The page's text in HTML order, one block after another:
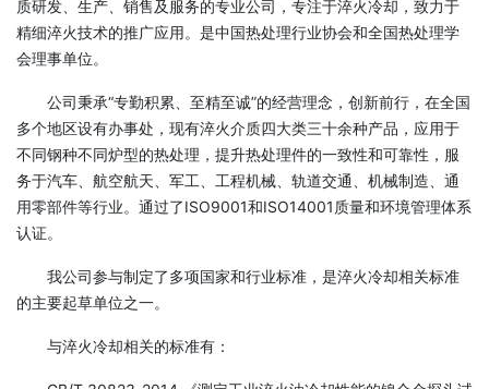
质研发、生产、销售及服务的专业公司，专注于淬火冷却，致力于
精细淬火技术的推广应用。是中国热处理行业协会和全国热处理学
会理事单位。
公司秉承“专勤积累、至精至诚”的经营理念，创新前行，在全国
多个地区设有办事处，现有淬火介质四大类三十余种产品，应用于
不同钢种不同炉型的热处理，提升热处理件的一致性和可靠性，服
务于汽车、航空航天、军工、工程机械、轨道交通、机械制造、通
用零部件等行业。通过了ISO9001和ISO14001质量和环境管理体系
认证。
我公司参与制定了多项国家和行业标准，是淬火冷却相关标准
的主要起草单位之一。
与淬火冷却相关的标准有：